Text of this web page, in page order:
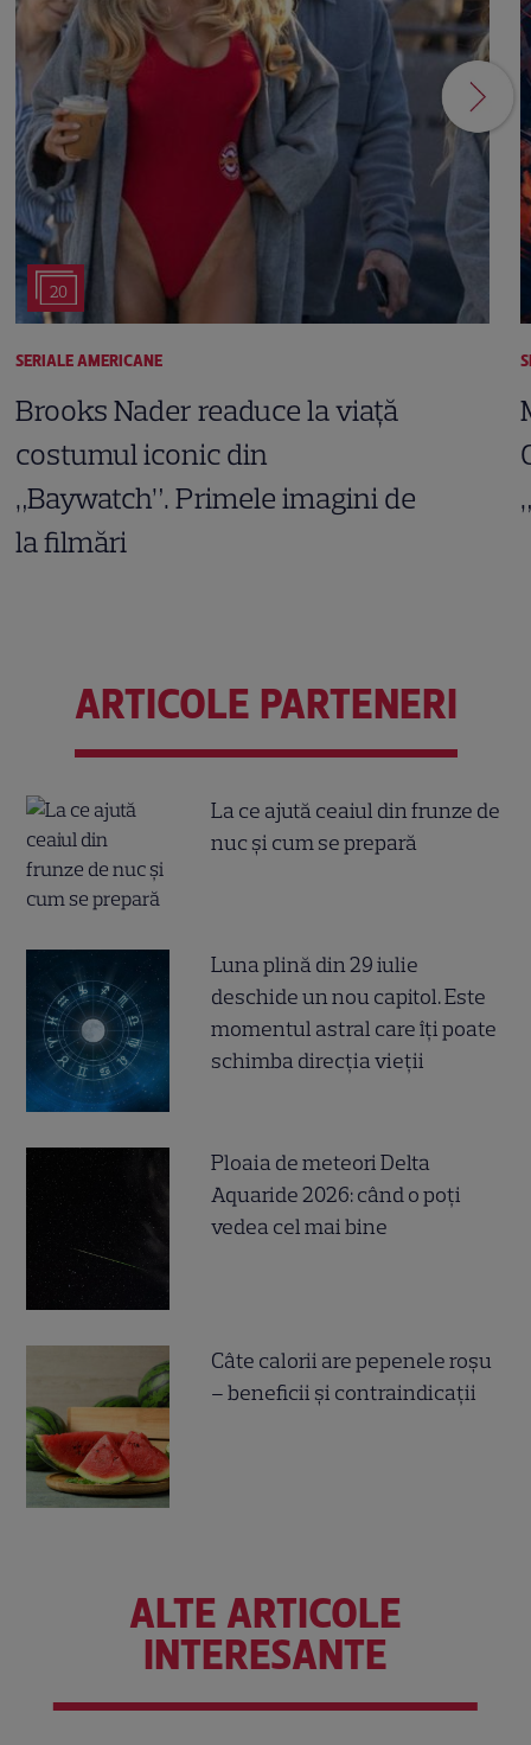
20
SERIALE AMERICANE
Brooks Nader readuce la viață
costumul iconic din
„Baywatch”. Primele imagini de
la filmări
ARTICOLE PARTENERI
La ce ajută ceaiul din frunze de
nuc și cum se prepară
Luna plină din 29 iulie
deschide un nou capitol. Este
momentul astral care îți poate
schimba direcția vieții
Ploaia de meteori Delta
Aquaride 2026: când o poți
vedea cel mai bine
Câte calorii are pepenele roșu
– beneficii și contraindicații
ALTE ARTICOLE
INTERESANTE